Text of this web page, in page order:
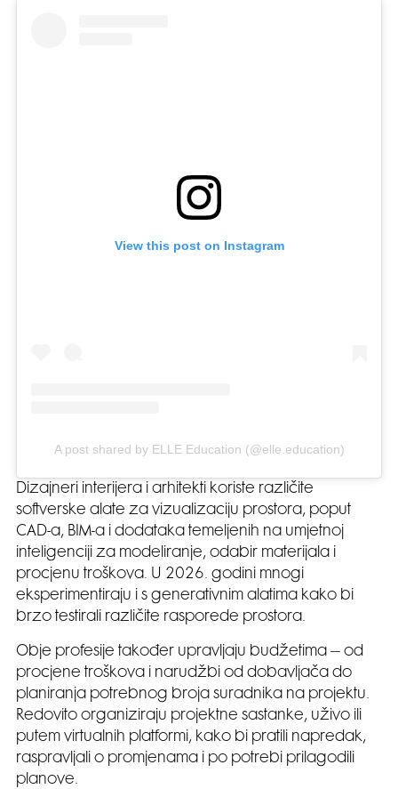
View this post on Instagram
A post shared by ELLE Education (@elle.education)
Dizajneri interijera i arhitekti koriste različite
softverske alate za vizualizaciju prostora, poput
CAD-a, BIM-a i dodataka temeljenih na umjetnoj
inteligenciji za modeliranje, odabir materijala i
procjenu troškova. U 2026. godini mnogi
eksperimentiraju i s generativnim alatima kako bi
brzo testirali različite rasporede prostora.
Obje profesije također upravljaju budžetima – od
procjene troškova i narudžbi od dobavljača do
planiranja potrebnog broja suradnika na projektu.
Redovito organiziraju projektne sastanke, uživo ili
putem virtualnih platformi, kako bi pratili napredak,
raspravljali o promjenama i po potrebi prilagodili
planove.